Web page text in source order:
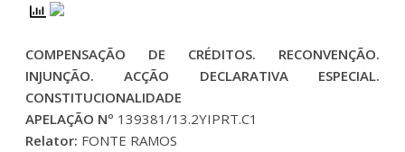
COMPENSAÇÃO DE CRÉDITOS. RECONVENÇÃO.
INJUNÇÃO. ACÇÃO DECLARATIVA ESPECIAL.
CONSTITUCIONALIDADE
APELAÇÃO Nº 139381/13.2YIPRT.C1
Relator: FONTE RAMOS